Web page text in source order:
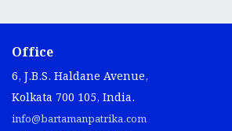
Office
6, J.B.S. Haldane Avenue,
Kolkata 700 105, India.
info@bartamanpatrika.com